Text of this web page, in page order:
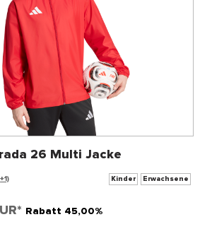
26 Multi Jacke
Kinder Erwachsene
Rabatt 45,00%